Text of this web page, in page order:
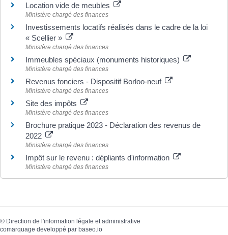
Location vide de meubles
Ministère chargé des finances
Investissements locatifs réalisés dans le cadre de la loi
« Scellier »
Ministère chargé des finances
Immeubles spéciaux (monuments historiques)
Ministère chargé des finances
Revenus fonciers - Dispositif Borloo-neuf
Ministère chargé des finances
Site des impôts
Ministère chargé des finances
Brochure pratique 2023 - Déclaration des revenus de
2022
Ministère chargé des finances
Impôt sur le revenu : dépliants d'information
Ministère chargé des finances
© Direction de l'information légale et administrative
comarquage developpé par baseo.io